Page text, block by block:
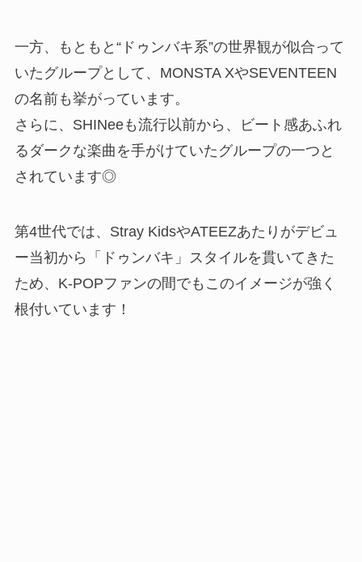
一方、もともと“ドゥンバキ系”の世界観が似合って
いたグループとして、MONSTA XやSEVENTEEN
の名前も挙がっています。
さらに、SHINeeも流行以前から、ビート感あふれ
るダークな楽曲を手がけていたグループの一つと
されています◎
第4世代では、Stray KidsやATEEZあたりがデビュ
ー当初から「ドゥンバキ」スタイルを貫いてきた
ため、K-POPファンの間でもこのイメージが強く
根付いています！